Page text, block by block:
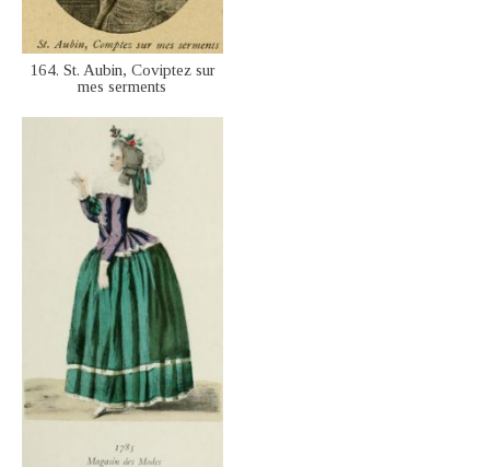
164. St. Aubin, Coviptez sur
mes serments